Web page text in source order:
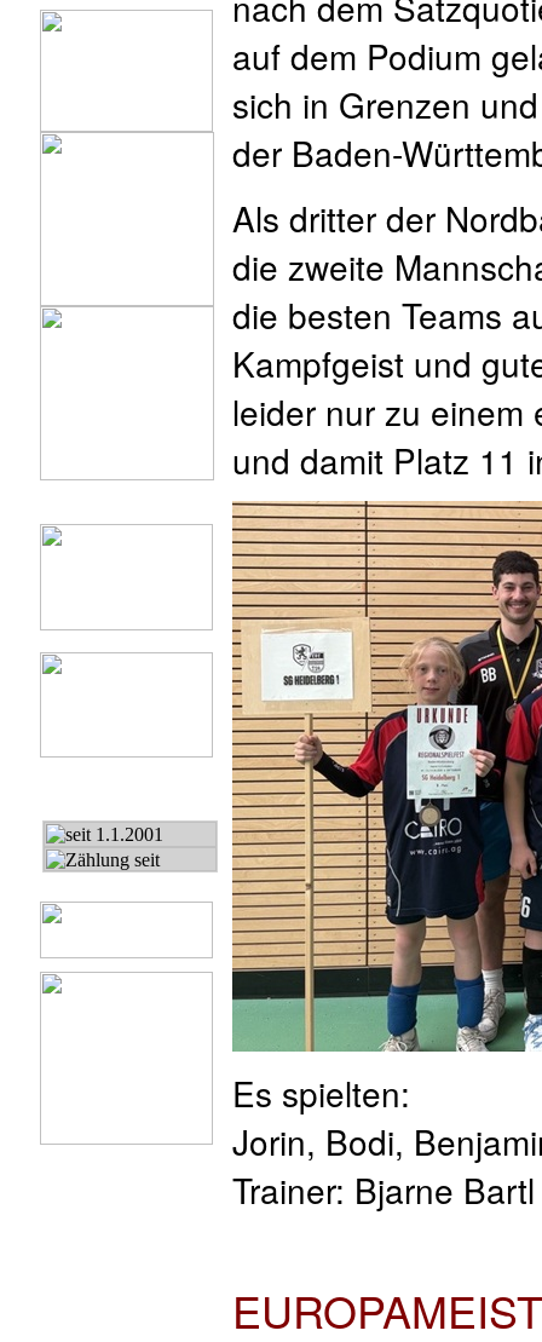
auf dem Podium
sich in Grenzen
der Baden-
Als dritter der
die zweite
die besten Teams
Kampfgeist und
leider nur zu einem
und damit Platz 11
Es spielten:
Jorin, Bodi,
Trainer: Bjarne